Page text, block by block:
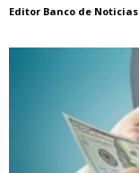
Editor Banco de Noticias